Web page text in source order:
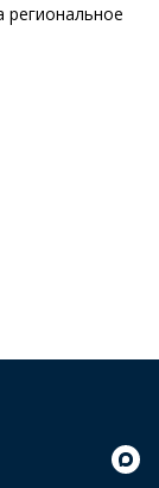
региональное